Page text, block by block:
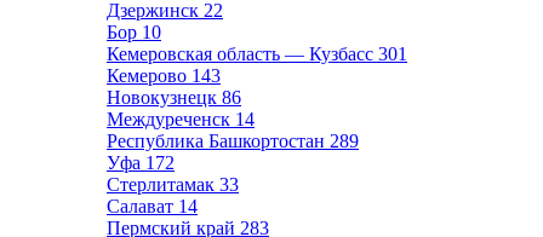
Дзержинск 22
Бор 10
Кемеровская область — Кузбасс 301
Кемерово 143
Новокузнецк 86
Междуреченск 14
Республика Башкортостан 289
Уфа 172
Стерлитамак 33
Салават 14
Пермский край 283